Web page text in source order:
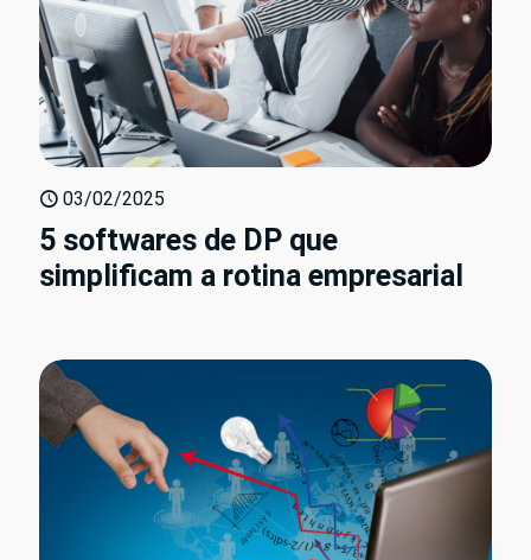
03/02/2025
5 softwares de DP que
simplificam a rotina empresarial